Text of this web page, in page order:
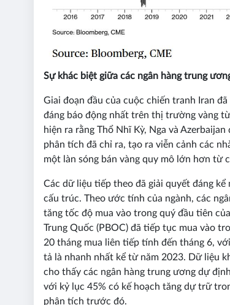
Sự khác biệt giữa các ngân hàng trung
Giai đoạn đầu của cuộc chiến tranh Iran
đáng báo động nhất trên thị trường vàng
hiện ra rằng Thổ Nhĩ Kỳ, Nga và
phân tích đã chỉ ra, tạo ra viễn cảnh các
một làn sóng bán vàng quy mô lớn hơn từ
Các dữ liệu tiếp theo đã giải quyết đáng kể
cấu trúc. Theo ước tính của ngành, các
tăng tốc độ mua vào trong quý đầu tiên
Trung Quốc (PBOC) đã tiếp tục mua vào
20 tháng mua liên tiếp tính đến tháng 6,
tả là nhanh nhất kể từ năm 2023. Dữ liệu
cho thấy các ngân hàng trung ương dự
với kỷ lục 45% có kế hoạch tăng dự trữ
phân tích trước đó.